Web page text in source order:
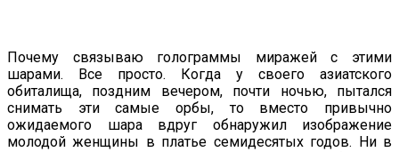
Почему связываю голограммы миражей с этими
шарами. Все просто. Когда у своего азиатского
обиталища, поздним вечером, почти ночью, пытался
снимать эти самые орбы, то вместо привычно
ожидаемого шара вдруг обнаружил изображение
молодой женщины в платье семидесятых годов. Ни в